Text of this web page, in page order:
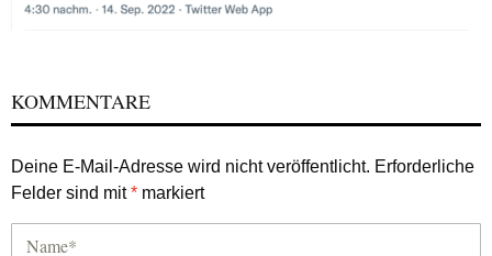
KOMMENTARE
Deine E-Mail-Adresse wird nicht veröffentlicht. Erforderliche
Felder sind mit* markiert